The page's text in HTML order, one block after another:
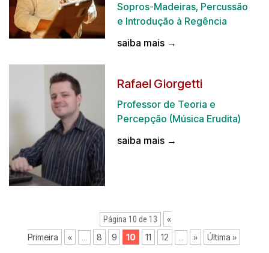
Sopros-Madeiras, Percussão
e Introdução à Regência
saiba mais →
Rafael Giorgetti
Professor de Teoria e
Percepção (Música Erudita)
saiba mais →
Página 10 de 13
«
Primeira
« 8 9 10 11 12 » Última »